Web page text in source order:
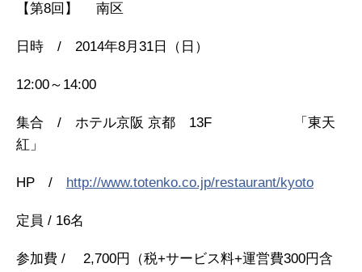
【第8回】 南区
日時 / 2014年8月31日（日）
12:00～14:00
集合 / ホテル京阪 京都 13F 「東天
紅」
HP / http://www.totenko.co.jp/restaurant/kyoto
定員 / 16名
参加費 / 2,700円（税+サービス料+運営費300円含